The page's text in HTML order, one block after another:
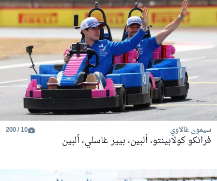
سيمون غالاوي 10 / 200
فرانكو كولابينتو، ألبين، بيير غاسلي، ألبين